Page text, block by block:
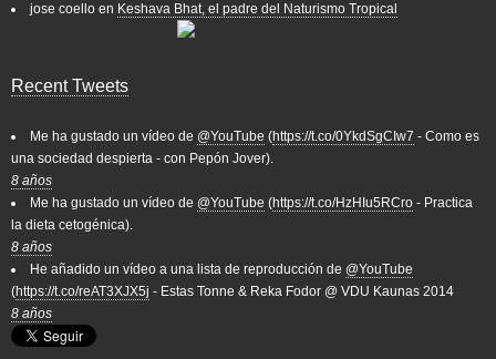
jose coello en Keshava Bhat, el padre del Naturismo Tropical
Recent Tweets
Me ha gustado un vídeo de @YouTube (https://t.co/0YkdSgCIw7 - Como es
una sociedad despierta - con Pepón Jover).
8 años
Me ha gustado un vídeo de @YouTube (https://t.co/HzHIu5RCro - Practica
la dieta cetogénica).
8 años
He añadido un vídeo a una lista de reproducción de @YouTube
(https://t.co/reAT3XJX5j - Estas Tonne & Reka Fodor @ VDU Kaunas 2014
8 años